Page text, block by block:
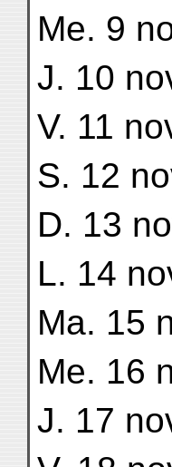
Me. 9
J. 10
V. 11
S. 12
D. 13
L. 14
Ma. 15
Me. 16
J. 17